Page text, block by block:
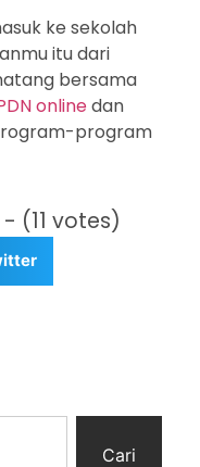
ke sekolah
itu dari
bersama
onlinedan
program
- (11 votes)
Cari